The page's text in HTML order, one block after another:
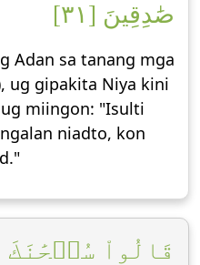
صَٰدِقِينَ [٣١]
Adan sa tanang mga
ug gipakita Niya kini
miingon: "Isulti
niadto, kon
قَالُواْ سُبۡحَٰنَكَ